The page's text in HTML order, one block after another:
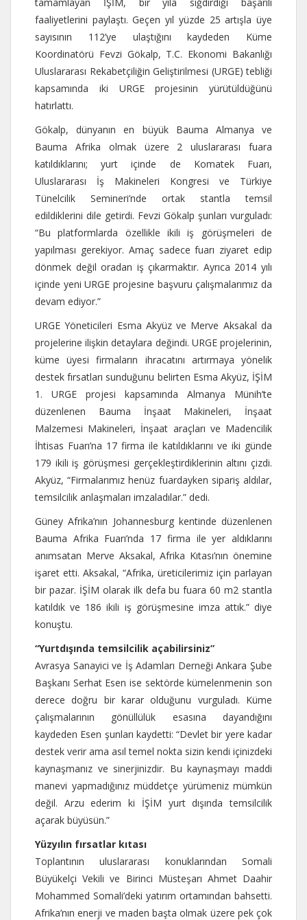
faaliyetlerini paylaştı. Geçen yıl yüzde 25 artışla üye
sayısının 112’ye ulaştığını kaydeden Küme
Koordinatörü Fevzi Gökalp, T.C. Ekonomi Bakanlığı
Uluslararası Rekabetçiliğin Geliştirilmesi (URGE) tebliği
kapsamında iki URGE projesinin yürütüldüğünü
hatırlattı.
Gökalp, dünyanın en büyük Bauma Almanya ve
Bauma Afrika olmak üzere 2 uluslararası fuara
katıldıklarını; yurt içinde de Komatek Fuarı,
Uluslararası İş Makineleri Kongresi ve Türkiye
Tünelcilik Semineri’nde ortak stantla temsil
edildiklerini dile getirdi. Fevzi Gökalp şunları vurguladı:
“Bu platformlarda özellikle ikili iş görüşmeleri de
yapılması gerekiyor. Amaç sadece fuarı ziyaret edip
dönmek değil oradan iş çıkarmaktır. Ayrıca 2014 yılı
içinde yeni URGE projesine başvuru çalışmalarımız da
devam ediyor.”
URGE Yöneticileri Esma Akyüz ve Merve Aksakal da
projelerine ilişkin detaylara değindi. URGE projelerinin,
küme üyesi firmaların ihracatını artırmaya yönelik
destek fırsatları sunduğunu belirten Esma Akyüz, İŞİM
1. URGE projesi kapsamında Almanya Münih’te
düzenlenen Bauma İnşaat Makineleri, İnşaat
Malzemesi Makineleri, İnşaat araçları ve Madencilik
İhtisas Fuarı’na 17 firma ile katıldıklarını ve iki günde
179 ikili iş görüşmesi gerçekleştirdiklerinin altını çizdi.
Akyüz, “Firmalarımız henüz fuardayken sipariş aldılar,
temsilcilik anlaşmaları imzaladılar.” dedi.
Güney Afrika’nın Johannesburg kentinde düzenlenen
Bauma Afrika Fuarı’nda 17 firma ile yer aldıklarını
anımsatan Merve Aksakal, Afrika Kıtası’nın önemine
işaret etti. Aksakal, “Afrika, üreticilerimiz için parlayan
bir pazar. İŞİM olarak ilk defa bu fuara 60 m2 stantla
katıldık ve 186 ikili iş görüşmesine imza attık.” diye
konuştu.
“Yurtdışında temsilcilik açabilirsiniz”
Avrasya Sanayici ve İş Adamları Derneği Ankara Şube
Başkanı Serhat Esen ise sektörde kümelenmenin son
derece doğru bir karar olduğunu vurguladı. Küme
çalışmalarının gönüllülük esasına dayandığını
kaydeden Esen şunları kaydetti: “Devlet bir yere kadar
destek verir ama asıl temel nokta sizin kendi içinizdeki
kaynaşmanız ve sinerjinizdir. Bu kaynaşmayı maddi
manevi yapmadığınız müddetçe yürümeniz mümkün
değil. Arzu ederim ki İŞİM yurt dışında temsilcilik
açarak büyüsün.”
Yüzyılın fırsatlar kıtası
Toplantının uluslararası konuklarından Somali
Büyükelçi Vekili ve Birinci Müsteşarı Ahmet Daahir
Mohammed Somali’deki yatırım ortamından bahsetti.
Afrika’nın enerji ve maden başta olmak üzere pek çok